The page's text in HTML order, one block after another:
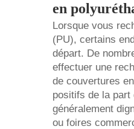
en
Lorsque vous
(PU), certains
départ. De
effectuer une
de couvertures
positifs de la part
généralement
ou foires